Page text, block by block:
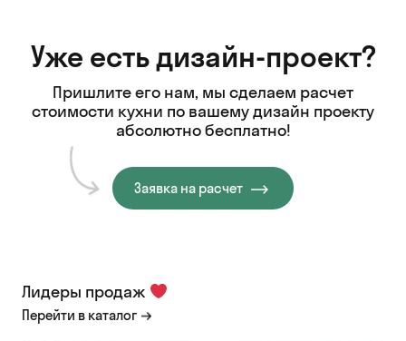
Уже есть дизайн-проект?
Пришлите его нам, мы сделаем расчет
стоимости кухни по вашему дизайн проекту
абсолютно бесплатно!
Заявка на расчет
Лидеры продаж
Перейти в каталог